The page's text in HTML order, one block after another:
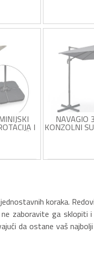
Tkanina
Rotacija
ČvrstiŽrtva
I
PLOČE
NAVAGIO
KONZOLNI
NAGIBNI
Siva
koraka.
zaboravite ga sklopiti
da ostane vaš